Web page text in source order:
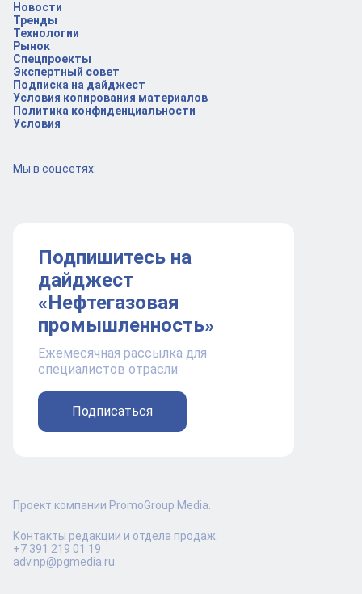
Новости
Тренды
Технологии
Рынок
Спецпроекты
Экспертный совет
Подписка на дайджест
Условия копирования материалов
Политика конфиденциальности
Условия
Мы в соцсетях:
Подпишитесь на
дайджест
«Нефтегазовая
промышленность»
Ежемесячная рассылка для
специалистов отрасли
Подписаться
Проект компании PromoGroup Media.
Контакты редакции и отдела продаж:
+7 391 219 01 19
adv.np@pgmedia.ru